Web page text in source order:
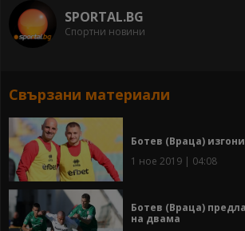
SPORTAL.BG
Спортни новини
Свързани материали
Ботев (Враца)
1 ное 2019 | 04:08
Ботев (Враца)
на двама